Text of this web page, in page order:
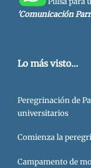
'Comunicación
Lo más visto...
Peregrinación de
universitarios
Comienza la
Campamento de